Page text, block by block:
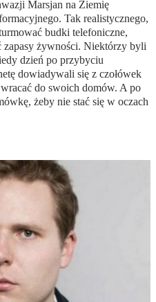
Marsjan na Ziemię
Tak realistycznego,
budki telefoniczne,
zapasy żywności. Niektórzy byli
dzień po przybyciu
dowiadywali się z czołówek
do swoich domów. A po
żeby nie stać się w oczach